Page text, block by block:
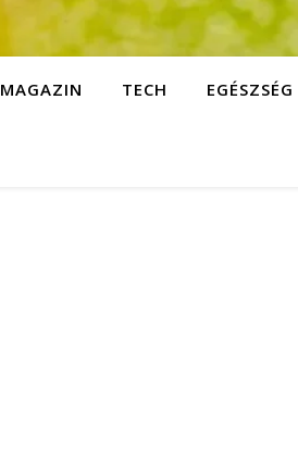
MAGAZIN TECH EGÉSZSÉG